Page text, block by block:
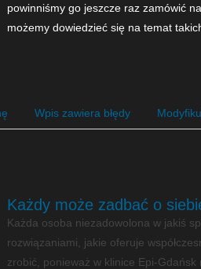
powinniśmy go jeszcze raz zamówić
możemy dowiedzieć się na temat
Wpis zawiera błędy
Każdy może zadbać o
Każda osoba niezadowolona w jakiś
rozwiązaniami, jakie oferuje
zrobić, ponieważ w klinice Epi-